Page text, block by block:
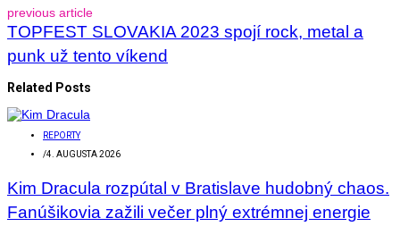
previous article
TOPFEST SLOVAKIA 2023 spojí rock, metal a
punk už tento víkend
Related Posts
REPORTY
/4. AUGUSTA 2026
Kim Dracula rozpútal v Bratislave hudobný chaos.
Fanúšikovia zažili večer plný extrémnej energie